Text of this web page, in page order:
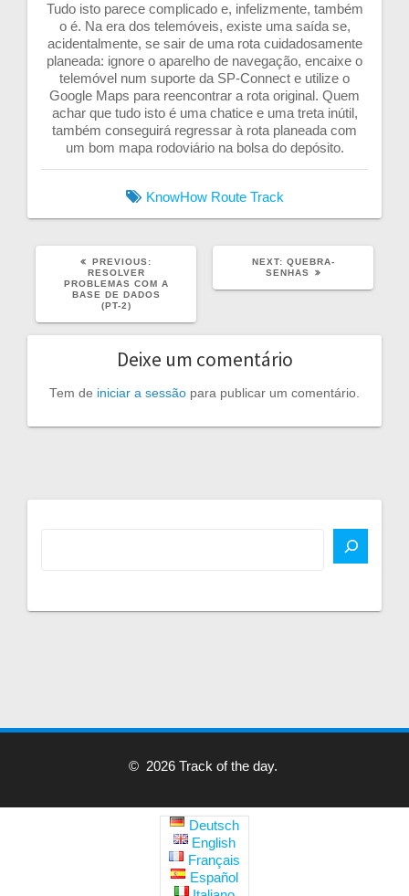
Tudo isto parece complicado e, infelizmente, também
o é. Na era dos telemóveis, existe uma saída se,
acidentalmente, se sair de uma rota cuidadosamente
planeada: ignore o aparelho de navegação, encaixe o
telemóvel num suporte da SP-Connect e utilize o
Google Maps para reencontrar a rota original. Quem
achar que tudo isto é uma chatice e uma treta inútil,
também conseguirá regressar à rota planeada com
um bom mapa rodoviário na bolsa do depósito.
KnowHow Route Track
PREVIOUS:
RESOLVER
PROBLEMAS COM A
BASE DE DADOS
(PT-2)
NEXT: NEXT
POST:
QUEBRA-
SENHAS
Deixe um comentário
Tem de iniciar a sessão para publicar um comentário.
© 2026 Track of the day.
Deutsch
English
Français
Español